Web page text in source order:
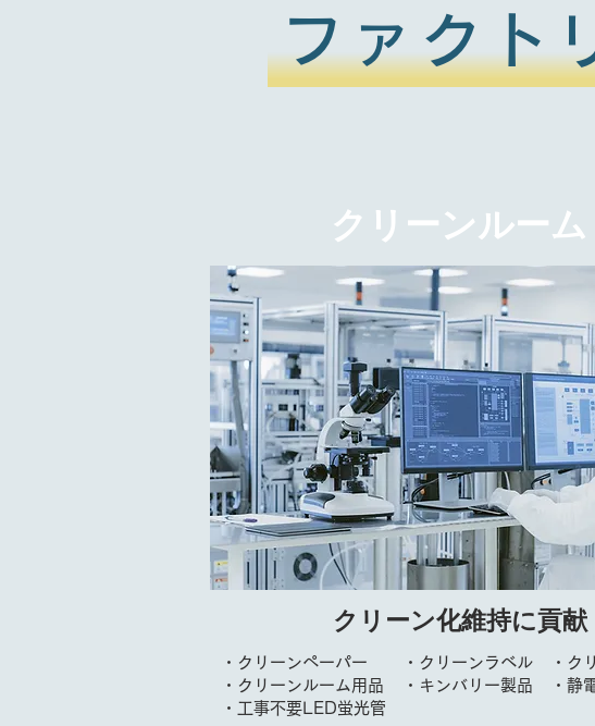
ファクト
クリーンルーム
クリーン化維持に貢献
・クリーンペーパー
・クリーンルーム用品
・工事不要LED蛍光管
・クリーンラベル
・キンバリー製品
・ク
・静